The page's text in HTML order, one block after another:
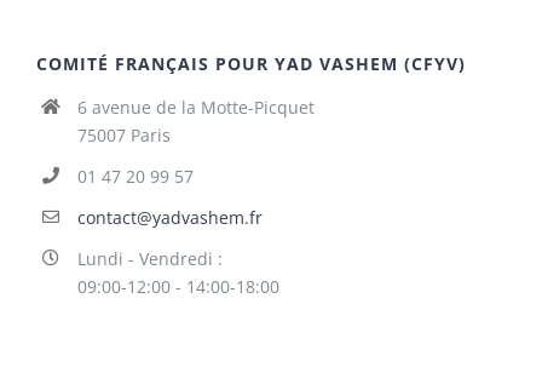
COMITÉ FRANÇAIS POUR YAD VASHEM (CFYV)
6 avenue de la Motte-Picquet
75007 Paris
01 47 20 99 57
contact@yadvashem.fr
Lundi - Vendredi :
09:00-12:00 - 14:00-18:00